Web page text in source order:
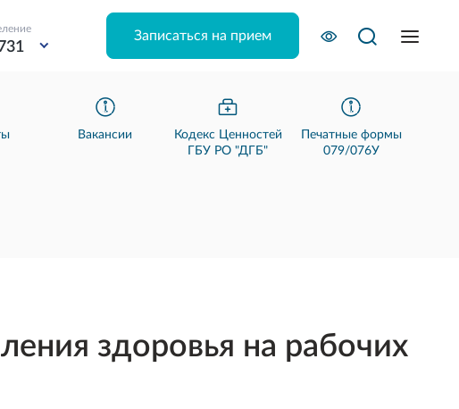
Вакансии
Кодекс Ценностей
ГБУ РО "ДГБ"
Печатные формы
079/076У
здоровья на рабочих
Записаться на прием